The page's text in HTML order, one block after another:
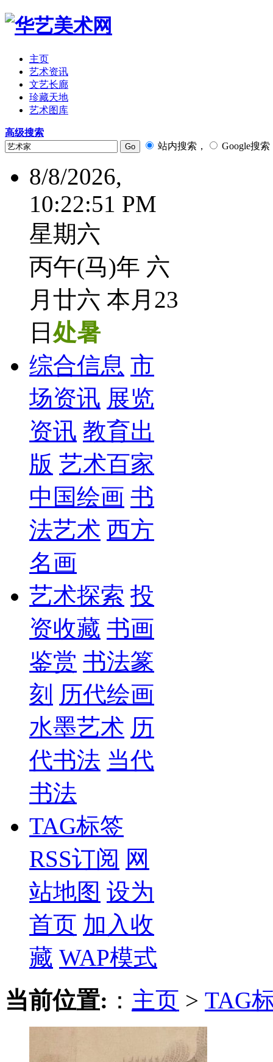
主页
艺术资讯
文艺长廊
珍藏天地
艺术图库
高级搜索
站内搜索，
Google搜索
8/8/2026,
10:22:52 PM
星期六
丙午(马)年 六
月廿六 本月23
日处暑
综合信息 市
场资讯 展览
资讯 教育出
版 艺术百家
中国绘画 书
法艺术 西方
名画
艺术探索 投
资收藏 书画
鉴赏 书法篆
刻 历代绘画
水墨艺术 历
代书法 当代
书法
TAG标签
RSS订阅 网
站地图 设为
首页 加入收
藏 WAP模式
当前位置: ： 主页 > TAG